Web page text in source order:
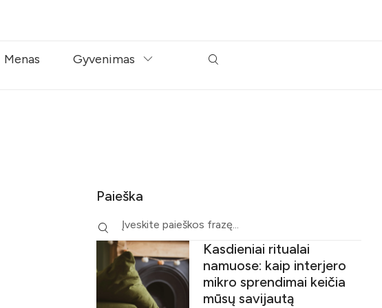
Menas Gyvenimas
Paieška
Kasdieniai ritualai
namuose: kaip interjero
mikro sprendimai keičia
mūsų savijautą